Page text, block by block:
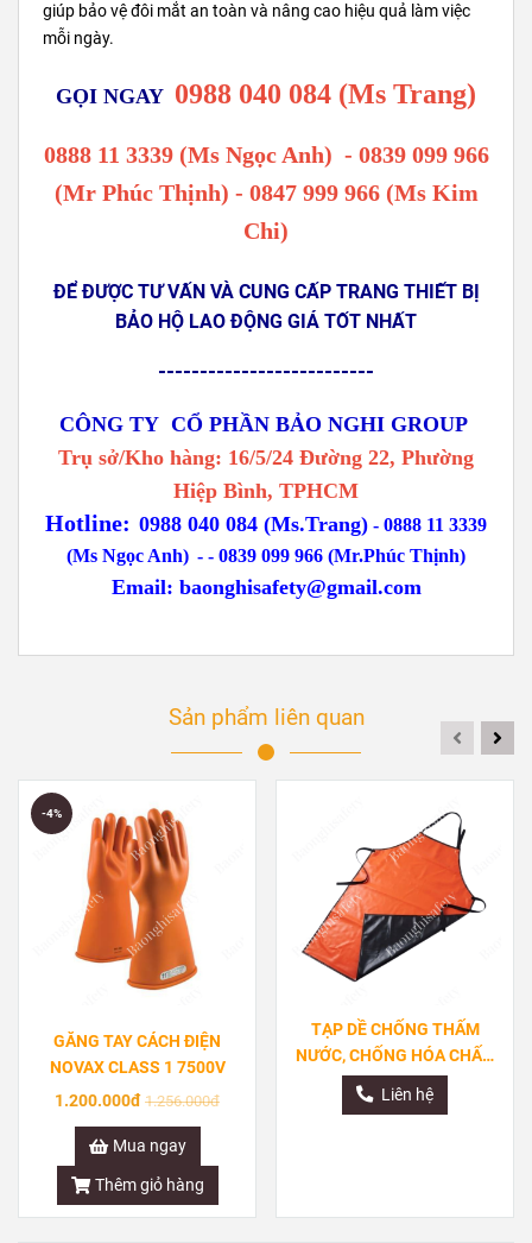
giúp bảo vệ đôi mắt an toàn và nâng cao hiệu quả làm việc
mỗi ngày.
GỌI NGAY 0988 040 084 (Ms Trang)
0888 11 3339 (Ms Ngọc Anh) - 0839 099 966
(Mr Phúc Thịnh) - 0847 999 966 (Ms Kim
Chi)
ĐỂ ĐƯỢC TƯ VẤN VÀ CUNG CẤP TRANG THIẾT BỊ
BẢO HỘ LAO ĐỘNG GIÁ TỐT NHẤT
--------------------------
CÔNG TY CỔ PHẦN BẢO NGHI GROUP
Trụ sở/Kho hàng: 16/5/24 Đường 22, Phường
Hiệp Bình, TPHCM
Hotline: 0988 040 084 (Ms.Trang) - 0888 11 3339
(Ms Ngọc Anh) - - 0839 099 966 (Mr.Phúc Thịnh)
Email: baonghisafety@gmail.com
Sản phẩm liên quan
GĂNG TAY CÁCH ĐIỆN
NOVAX CLASS 1 7500V
1.200.000đ 1.256.000đ
-4%
Mua ngay
Thêm giỏ hàng
TẠP DỀ CHỐNG THẤM
NƯỚC, CHỐNG HÓA CHẤT,
CHỐNG DẦU VÀ AXIT
Liên hệ